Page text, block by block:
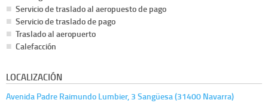
Servicio de traslado al aeropuesto de pago
Servicio de traslado de pago
Traslado al aeropuerto
Calefacción
LOCALIZACIÓN
Avenida Padre Raimundo Lumbier, 3 Sangüesa (31400 Navarra)